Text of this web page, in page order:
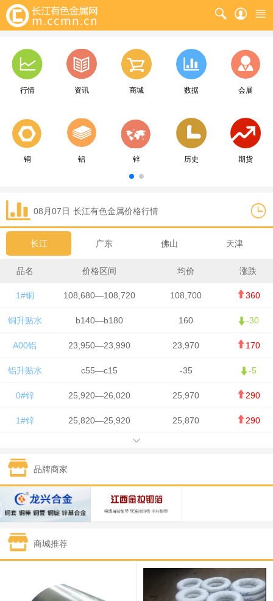
行情 资讯 商城 数据 会展
铜 铝 锌 历史 期货
08月07日 长江有色金属价格行情
长江 广东 佛山 天津
品名 价格区间 均价 涨跌
1#铜 108,680—108,720 108,700 360
铜升贴水 b140—b180 160 -30
A00铝 23,950—23,990 23,970 170
铝升贴水 c55—c15 -35 -5
0#锌 25,920—26,020 25,970 290
1#锌 25,820—25,920 25,870 290
1#锡 434,000—436,000
1#镍 129,550—130,750
1#白银 15,100—15,110 15,105 -70
钯金
331,000 -10,000
89,000—95,000 92,000 1,000
品牌商家
商城推荐